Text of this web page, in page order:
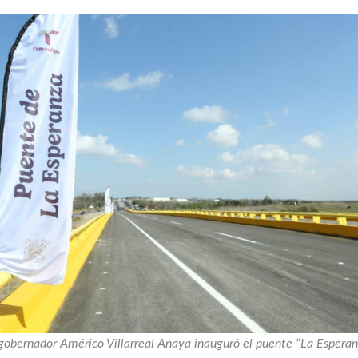
Américo Villarreal Anaya inauguró el puente “La